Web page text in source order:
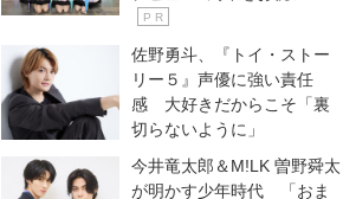
P R
佐野勇斗、『トイ・ストー
リー５』声優に強い責任
感 大好きだからこそ「裏
切らないように」
今井竜太郎＆M!LK 曽野舜太
が明かす少年時代 「おま